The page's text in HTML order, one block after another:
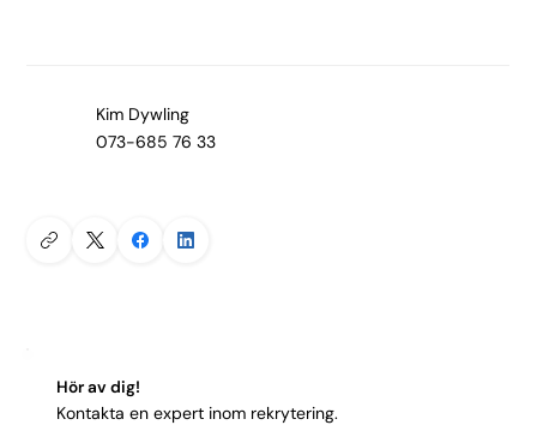
Kim Dywling
073-685 76 33
Hör av dig!
Kontakta en expert inom rekrytering.